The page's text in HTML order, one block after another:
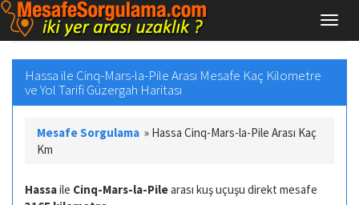
Hassa ile Cinq-Mars-la-Pile Arası Mesafe Kaç Kilometre
ve Yol Tarifi Güzergah Haritası
Mesafe Sorgulama » Hassa Cinq-Mars-la-Pile Arası Kaç
Km
Hassaile Cinq-Mars-la-Pilearası kuş uçuşu direkt mesafe